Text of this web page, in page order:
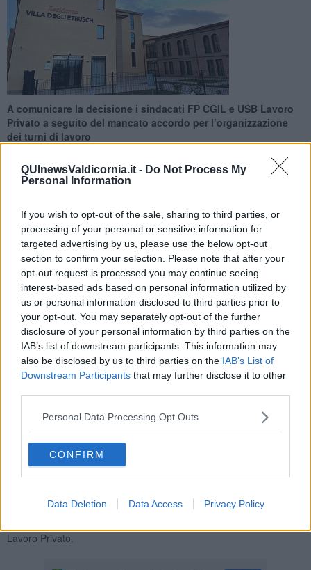
QUInewsValdicornia.it - Do Not Process My
Personal Information
If you wish to opt-out of the sale, sharing to third parties, or
processing of your personal or sensitive information for
targeted advertising by us, please use the below opt-out
section to confirm your selection. Please note that after your
opt-out request is processed you may continue seeing
interest-based ads based on personal information utilized by
us or personal information disclosed to third parties prior to
your opt-out. You may separately opt-out of the further
disclosure of your personal information by third parties on the
IAB’s list of downstream participants. This information may
also be disclosed by us to third parties on the IAB’s List of
Downstream Participants that may further disclose it to other
Personal Data Processing Opt Outs
CONFIRM
Data Deletion Data Access Privacy Policy
A comunicare la decisione i sindacati FP CGIL e USB Lavoro
Privato a seguito del mancato accordo per l’organizzazione
dei turni di lavoro
SUVERETO —FP CGIL e USB Lavoro Privato dopo lo stato di
agitazione proclamato contro l’organizzazione dei turni di lavoro di
12 ore presso la Rsa Villa degli Etruschi, hanno annunciato lo
sciopero degli straordinari per tutte le lavoratrici e i lavoratori della
struttura.
Nei giorni scorsi si era tenuto l'incontro presso la Prefettura
conclusosi con esito negativo e mancato accordo tra le parti.
Dunque la decisione di proclamare lo sciopero degli straordinari.
segnalate, in particolare in relazione all’organizzazione dei turni di
lavoro, e rappresenta una forma di mobilitazione volta a sollecitare
l’apertura di un confronto reale e risolutivo sulle condizioni di lavoro
e sulla qualità del servizio", hanno commentato i sindacati.
"Lo sciopero degli straordinari resterà in vigore fino a nuova e
diversa comunicazione. Resta ferma la disponibilità a riaprire il
confronto, qualora l’azienda intenda avanzare
Lavoro Privato.